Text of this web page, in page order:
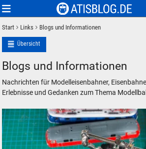
Start Links Blogs und Informationen
Übersicht
Blogs und Informationen
Nachrichten für Modelleisenbahner,
Erlebnisse und Gedanken zum Thema